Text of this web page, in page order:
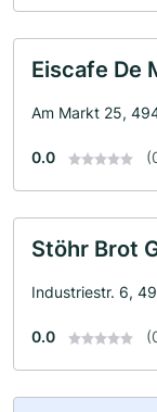
Eiscafe De
Am Markt 25,
0.0
Stöhr Brot
Industriestr. 6,
0.0